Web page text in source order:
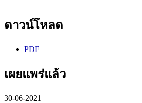
ดาวน์โหลด
PDF
เผยแพร่แล้ว
30-06-2021